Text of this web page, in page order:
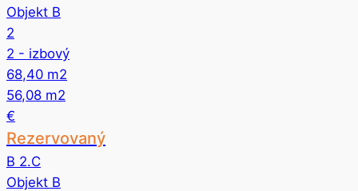
Objekt B
2
2 - izbový
68,40 m2
56,08 m2
€
Rezervovaný
B 2.C
Objekt B